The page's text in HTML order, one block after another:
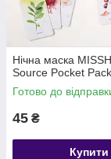
Нічна маска
Source Pocket Pack
Готово до
45 ₴
Купити